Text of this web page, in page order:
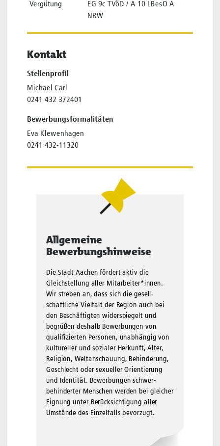
Vergütung
EG 9c TVöD / A 10 LBesO A
NRW
Kontakt
Stellenprofil
Michael Carl
0241 432 372401
Bewerbungsformalitäten
Eva Klewenhagen
0241 432-11320
Allgemeine
Bewerbungshinweise
Die Stadt Aachen fördert aktiv die
Gleichstellung aller Mit­arbei­ter*innen.
Wir streben an, dass sich die gesell­
schaftliche Viel­falt der Region auch bei
den Beschäftigten wider­spiegelt und
begrüßen deshalb Bewerbungen von
qualifizierten Per­sonen, unabhängig von
kultureller und sozialer Herkunft, Alter,
Reli­gion, Welt­anschauung, Behinderung,
Geschlecht oder sexueller Orientierung
und Identität. Bewerbungen schwer­
behinderter Menschen werden bei gleicher
Eignung unter Berück­sichtigung aller
Umstände des Einzelfalls bevorzugt.